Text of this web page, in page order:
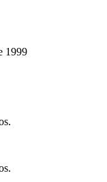
1999